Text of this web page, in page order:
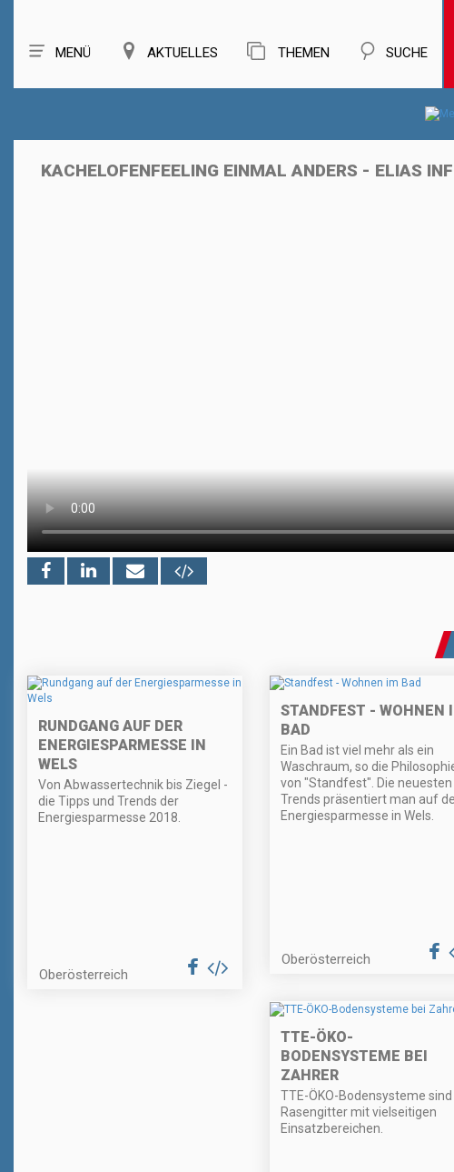
MENÜ AKTUELLES THEMEN SUCHE
KACHELOFENFEELING EINMAL ANDERS - ELIAS
RUNDGANG AUF DER
ENERGIESPARMESSE IN
WELS
Von Abwassertechnik bis Ziegel -
die Tipps und Trends der
Energiesparmesse 2018.
Oberösterreich
STANDFEST - WOHNEN
BAD
Ein Bad ist viel mehr als ein
Waschraum, so die
von "Standfest". Die neuesten
Trends präsentiert man auf
Energiesparmesse in Wels.
Oberösterreich
TTE-ÖKO-
BODENSYSTEME BEI
ZAHRER
TTE-ÖKO-Bodensysteme sind
Rasengitter mit vielseitigen
Einsatzbereichen.